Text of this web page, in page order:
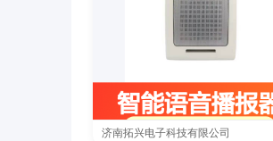
济南拓兴电子科技有限公司